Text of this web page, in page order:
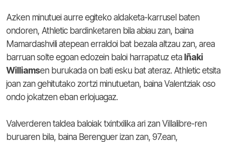
Azken minutuei aurre egiteko aldaketa-karrusel baten
ondoren, Athletic bardinketaren bila abiau zan, baina
Mamardashvili atepean erraldoi bat bezala altzau zan, area
barruan solte egoan edozein baloi harrapatuz eta Iñaki
Williamsen burukada on bati esku bat ateraz. Athletic etsita
joan zan gehitutako zortzi minutuetan, baina Valentziak oso
ondo jokatzen eban erlojuagaz.
Valverderen taldea baloiak txintxilika ari zan Villalibre-ren
buruaren bila, baina Berenguer izan zan, 97.ean,